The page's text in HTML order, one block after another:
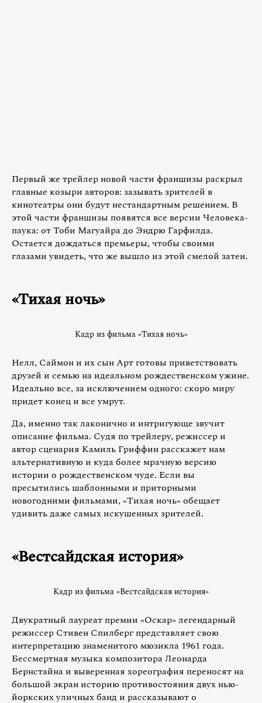
Первый же трейлер новой части франшизы раскрыл
главные козыри авторов: зазывать зрителей в
кинотеатры они будут нестандартным решением. В
этой части франшизы появятся все версии Человека-
паука: от Тоби Магуайра до Эндрю Гарфилда.
Остается дождаться премьеры, чтобы своими
глазами увидеть, что же вышло из этой смелой затеи.
«Тихая ночь»
Кадр из фильма «Тихая ночь»
Нелл, Саймон и их сын Арт готовы приветствовать
друзей и семью на идеальном рождественском ужине.
Идеально все, за исключением одного: скоро миру
придет конец и все умрут.
Да, именно так лаконично и интригующе звучит
описание фильма. Судя по трейлеру, режиссер и
автор сценария Камиль Гриффин расскажет нам
альтернативную и куда более мрачную версию
истории о рождественском чуде. Если вы
пресытились шаблонными и приторными
новогодними фильмами, «Тихая ночь» обещает
удивить даже самых искушенных зрителей.
«Вестсайдская история»
Кадр из фильма «Вестсайдская история»
Двукратный лауреат премии «Оскар» легендарный
режиссер Стивен Спилберг представляет свою
интерпретацию знаменитого мюзикла 1961 года.
Бессмертная музыка композитора Леонарда
Бернстайна и выверенная хореография переносят на
большой экран историю противостояния двух нью-
йоркских уличных банд и рассказывают о